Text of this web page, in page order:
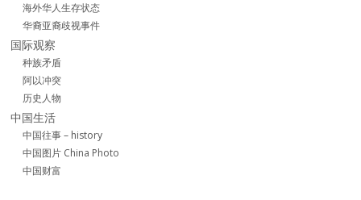
海外华人生存状态
华裔亚裔歧视事件
国际观察
种族矛盾
阿以冲突
历史人物
中国生活
中国往事 – history
中国图片 China Photo
中国财富